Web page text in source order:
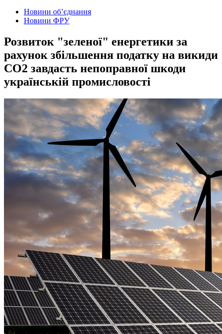
Новини об’єднання
Новини ФРУ
Розвиток "зеленої" енергетики за
рахунок збільшення податку на викиди
СО2 завдасть непоправної шкоди
українській промисловості